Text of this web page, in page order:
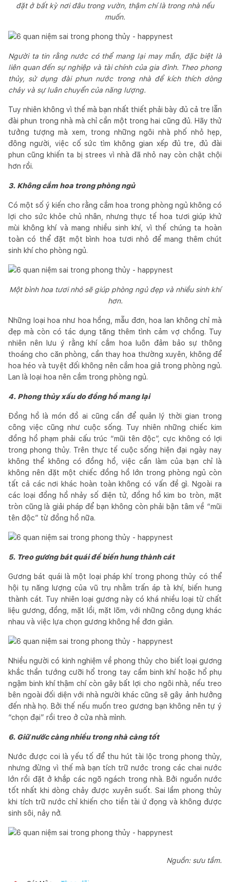
đặt ở bất kỳ nơi đâu trong vườn, thậm chí là trong nhà nếu
muốn.
Người ta tin rằng nước có thể mang lại may mắn, đặc biệt là
liên quan đến sự nghiệp và tài chính của gia đình. Theo phong
thủy, sử dụng đài phun nước trong nhà để kích thích dòng
chảy và sự luân chuyển của năng lượng.
Tuy nhiên không vì thế mà bạn nhất thiết phải bày đủ cả tre lẫn
đài phun trong nhà mà chỉ cần một trong hai cũng đủ. Hãy thử
tưởng tượng mà xem, trong những ngôi nhà phố nhỏ hẹp,
đông người, việc cố sức tìm không gian xếp đủ tre, đủ đài
phun cũng khiến ta bị strees vì nhà đã nhỏ nay còn chật chội
hơn rồi.
3. Không cắm hoa trong phòng ngủ
Có một số ý kiến cho rằng cắm hoa trong phòng ngủ không có
lợi cho sức khỏe chủ nhân, nhưng thực tế hoa tươi giúp khử
mùi không khí và mang nhiều sinh khí, vì thế chúng ta hoàn
toàn có thể đặt một bình hoa tươi nhỏ để mang thêm chút
sinh khí cho phòng ngủ.
Một bình hoa tươi nhỏ sẽ giúp phòng ngủ đẹp và nhiều sinh khí
hơn.
Những loại hoa như hoa hồng, mẫu đơn, hoa lan không chỉ mà
đẹp mà còn có tác dụng tăng thêm tình cảm vợ chồng. Tuy
nhiên nên lưu ý rằng khí cắm hoa luôn đảm bảo sự thông
thoáng cho căn phòng, cần thay hoa thường xuyên, không để
hoa héo và tuyệt đối không nên cắm hoa giả trong phòng ngủ.
Lan là loại hoa nên cắm trong phòng ngủ.
4. Phong thủy xấu do đồng hồ mang lại
Đồng hồ là món đồ ai cũng cần để quản lý thời gian trong
công việc cũng như cuộc sống. Tuy nhiên những chiếc kim
đồng hồ phạm phải cấu trúc “mũi tên độc”, cực không có lợi
trong phong thủy. Trên thực tế cuộc sống hiện đại ngày nay
không thể không có đồng hồ, việc cần làm của bạn chỉ là
không nên đặt một chiếc đồng hồ lớn trong phòng ngủ còn
tất cả các nơi khác hoàn toàn không có vấn đề gì. Ngoài ra
các loại đồng hồ nhảy số điện tử, đồng hồ kim bo tròn, mặt
tròn cũng là giải pháp để bạn không còn phải bận tâm về “mũi
tên độc” từ đồng hồ nữa.
5. Treo gương bát quái để biến hung thành cát
Gương bát quái là một loại pháp khí trong phong thủy có thể
hội tụ năng lượng của vũ trụ nhằm trấn áp tà khí, biến hung
thành cát. Tuy nhiên loại gương này có khá nhiều loại từ chất
liệu gương, đồng, mặt lồi, mặt lõm, với những công dụng khác
nhau và việc lựa chọn gương không hề đơn giản.
Nhiều người có kinh nghiệm về phong thủy cho biết loại gương
khắc thần tướng cưỡi hổ trong tay cầm binh khí hoặc hổ phụ
ngậm binh khí thậm chí còn gây bất lợi cho ngôi nhà, nếu treo
bên ngoài đối diện với nhà người khác cũng sẽ gây ảnh hưởng
đến nhà họ. Bởi thế nếu muốn treo gương bạn không nên tự ý
“chọn đại” rồi treo ở cửa nhà mình.
6. Giữ nước càng nhiều trong nhà càng tốt
Nước được coi là yếu tố để thu hút tài lộc trong phong thủy,
nhưng đừng vì thế mà bạn tích trữ nước trong các chai nước
lớn rồi đặt ở khắp các ngõ ngách trong nhà. Bởi nguồn nước
tốt nhất khi dòng chảy được xuyên suốt. Sai lầm phong thủy
khi tích trữ nước chỉ khiến cho tiền tài ứ đọng và không được
sinh sôi, nảy nở.
Nguồn: sưu tầm.